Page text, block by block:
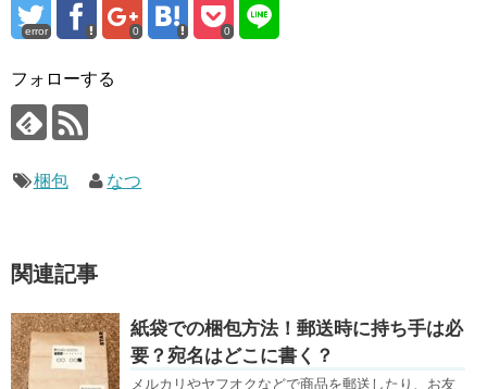
error 0 0
フォローする
梱包 なつ
関連記事
紙袋での梱包方法！郵送時に持ち手は必
要？宛名はどこに書く？
メルカリやヤフオクなどで商品を郵送したり、お友